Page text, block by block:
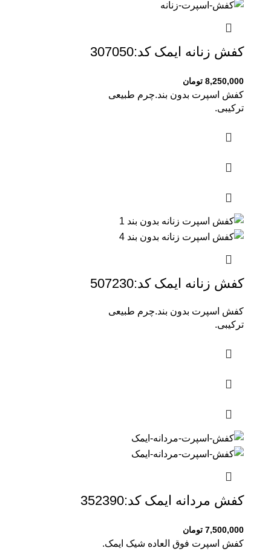
کفش زنانه ایمک کد:307050
8,250,000 تومان
کفش اسپرت بدون بند.چرم طبیعی
ترکیبی.
کفش زنانه ایمک کد:507230
کفش اسپرت بدون بند.چرم طبیعی
ترکیبی.
کفش مردانه ایمک کد:352390
7,500,000 تومان
کفش اسپرت فوق العاده شیک ایمک.